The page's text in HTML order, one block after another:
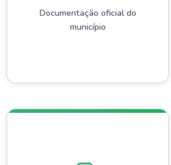
Documentação oficial do
município